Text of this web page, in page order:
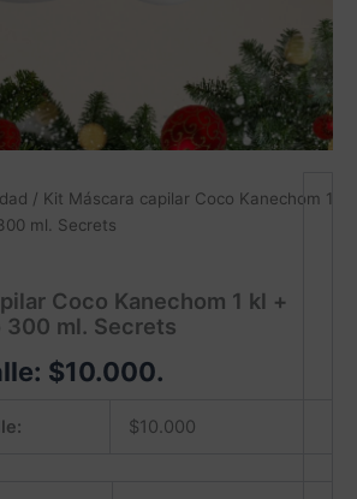
/ Kit Máscara capilar Coco Kanechom 1
ml. Secrets
Coco Kanechom 1 kl +
300 ml. Secrets
$10.000.
$10.000